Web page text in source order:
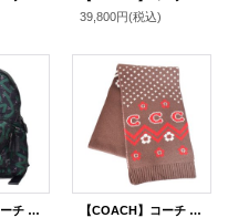
39,800円(税込)
【COACH】コーチ バッグ エコバッグ バックパック 折り畳み キースヘリング コラボ フラダンス プリント リュックサック ブラックマルチ〔日本未発売〕
【COACH】コーチ マフラー ニット ロゴ フェア アイル プリント マフラー セーブルマルチ（日本未発売）